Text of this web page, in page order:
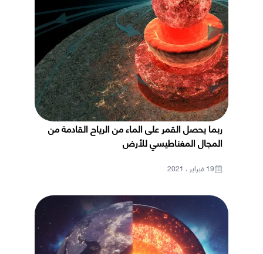
ربما يحصل القمر على الماء من الرياح القادمة من
المجال المغناطيسي للأرض
19 فبراير ، 2021